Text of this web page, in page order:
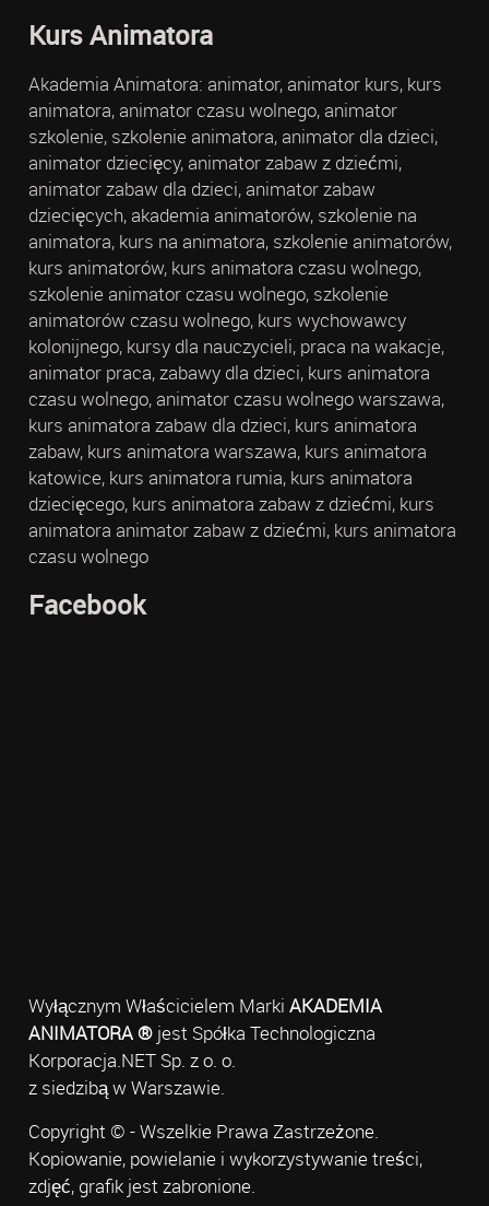
Kurs Animatora
Akademia Animatora: animator, animator kurs, kurs
animatora, animator czasu wolnego, animator
szkolenie, szkolenie animatora, animator dla dzieci,
animator dziecięcy, animator zabaw z dziećmi,
animator zabaw dla dzieci, animator zabaw
dziecięcych, akademia animatorów, szkolenie na
animatora, kurs na animatora, szkolenie animatorów,
kurs animatorów, kurs animatora czasu wolnego,
szkolenie animator czasu wolnego, szkolenie
animatorów czasu wolnego, kurs wychowawcy
kolonijnego, kursy dla nauczycieli, praca na wakacje,
animator praca, zabawy dla dzieci, kurs animatora
czasu wolnego, animator czasu wolnego warszawa,
kurs animatora zabaw dla dzieci, kurs animatora
zabaw, kurs animatora warszawa, kurs animatora
katowice, kurs animatora rumia, kurs animatora
dziecięcego, kurs animatora zabaw z dziećmi, kurs
animatora animator zabaw z dziećmi, kurs animatora
czasu wolnego
Facebook
Wyłącznym Właścicielem Marki AKADEMIA
ANIMATORA ®jest Spółka Technologiczna
Korporacja.NET Sp. z o. o.
z siedzibą w Warszawie.
Copyright © - Wszelkie Prawa Zastrzeżone.
Kopiowanie, powielanie i wykorzystywanie treści,
zdjęć, grafik jest zabronione.